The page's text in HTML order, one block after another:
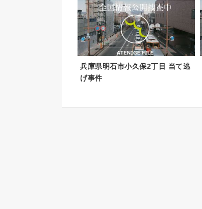
兵庫県明石市小久保2丁目 当て逃
げ事件